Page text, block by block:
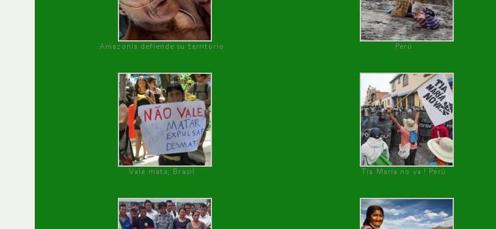
Amazonía defiende su territorio Perú
Vale mata, Brasil Tía María no va ! Perú